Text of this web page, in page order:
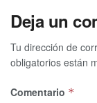
Deja un
Tu dirección de
obligatorios están
Comentario *